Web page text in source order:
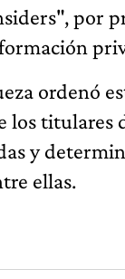
por
ordenó
los titulares
y
ellas.